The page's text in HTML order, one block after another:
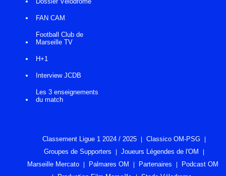
FAN CAM
Football Club de
Marseille TV
H+1
Interview JCDB
Les 3 enseignements
du match
Classement Ligue 1 2024 / 2025
Classico OM-PSG
Groupes de Supporters
Joueurs Légendes de l'OM
Marseille Mercato
Palmares OM Partenaires
Podcast OM